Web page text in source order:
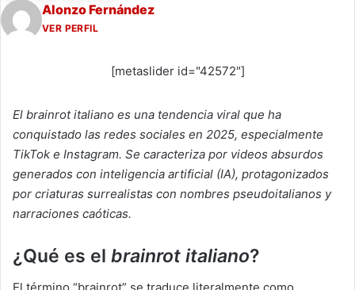
Alonzo Fernández
VER PERFIL
[metaslider id="42572"]
El brainrot italiano es una tendencia viral que ha
conquistado las redes sociales en 2025, especialmente
TikTok e Instagram. Se caracteriza por videos absurdos
generados con inteligencia artificial (IA), protagonizados
por criaturas surrealistas con nombres pseudoitalianos y
narraciones caóticas.
¿Qué es el brainrot italiano?